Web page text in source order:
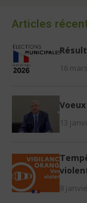
Articles
16
13
8